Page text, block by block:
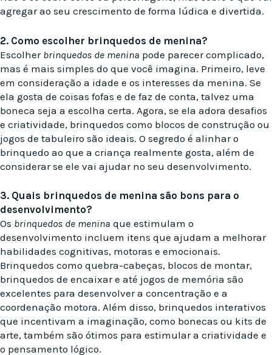
agregar ao seu crescimento de forma lúdica e divertida.
2. Como escolher brinquedos de menina?
Escolher brinquedos de menina pode parecer complicado,
mas é mais simples do que você imagina. Primeiro, leve
em consideração a idade e os interesses da menina. Se
ela gosta de coisas fofas e de faz de conta, talvez uma
boneca seja a escolha certa. Agora, se ela adora desafios
e criatividade, brinquedos como blocos de construção ou
jogos de tabuleiro são ideais. O segredo é alinhar o
brinquedo ao que a criança realmente gosta, além de
considerar se ele vai ajudar no seu desenvolvimento.
3. Quais brinquedos de menina são bons para o
desenvolvimento?
Os brinquedos de menina que estimulam o
desenvolvimento incluem itens que ajudam a melhorar
habilidades cognitivas, motoras e emocionais.
Brinquedos como quebra-cabeças, blocos de montar,
brinquedos de encaixar e até jogos de memória são
excelentes para desenvolver a concentração e a
coordenação motora. Além disso, brinquedos interativos
que incentivam a imaginação, como bonecas ou kits de
arte, também são ótimos para estimular a criatividade e
o pensamento lógico.